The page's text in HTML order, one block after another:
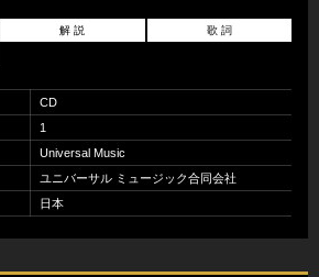
解 説 歌 詞
CD
1
Universal Music
ユニバーサル ミュージック合同会社
日本